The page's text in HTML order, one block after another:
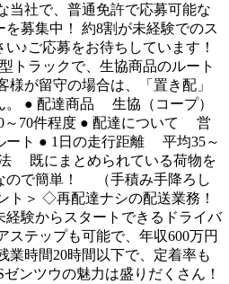
当社で、普通免許で応募可能な
募集中！ 約8割が未経験でのス
♪ご応募をお待ちしています！
トラックで、生協商品のルート
様が留守の場合は、「置き配」
。 ● 配達商品 生協（コープ）
70件程度 ● 配達について 営
ート ● 1日の走行距離 平均35～
既にまとめられている荷物を
ので簡単！ （手積み手降ろし
ト＞ ◇再配達ナシの配送業務！
験からスタートできるドライバ
テップも可能で、年収600万円
業時間20時間以下で、定着率も
ンツウの魅力は盛りだくさん！